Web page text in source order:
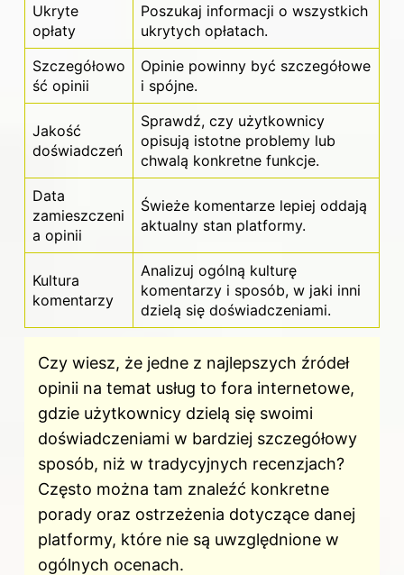
Ukryte
opłaty
Poszukaj informacji o wszystkich
ukrytych opłatach.
Szczegółowo
ść opinii
Opinie powinny być szczegółowe
i spójne.
Jakość
doświadczeń
Sprawdź, czy użytkownicy
opisują istotne problemy lub
chwalą konkretne funkcje.
Data
zamieszczeni
a opinii
Świeże komentarze lepiej oddają
aktualny stan platformy.
Kultura
komentarzy
Analizuj ogólną kulturę
komentarzy i sposób, w jaki inni
dzielą się doświadczeniami.
Czy wiesz, że jedne z najlepszych źródeł
opinii na temat usług to fora internetowe,
gdzie użytkownicy dzielą się swoimi
doświadczeniami w bardziej szczegółowy
sposób, niż w tradycyjnych recenzjach?
Często można tam znaleźć konkretne
porady oraz ostrzeżenia dotyczące danej
platformy, które nie są uwzględnione w
ogólnych ocenach.